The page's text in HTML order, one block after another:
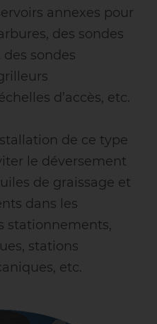
annexes pour
des sondes
sondes
d’accès, etc.
de ce type
le déversement
de graissage et
dans les
stationnements,
stations
etc.